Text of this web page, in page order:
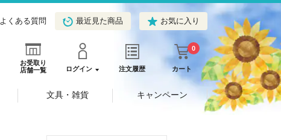
よくある質問 最近見た商品 お気に入り
お受取り
店舗一覧
ログイン 注文履歴 カート
0
文具・雑貨 キャンペーン